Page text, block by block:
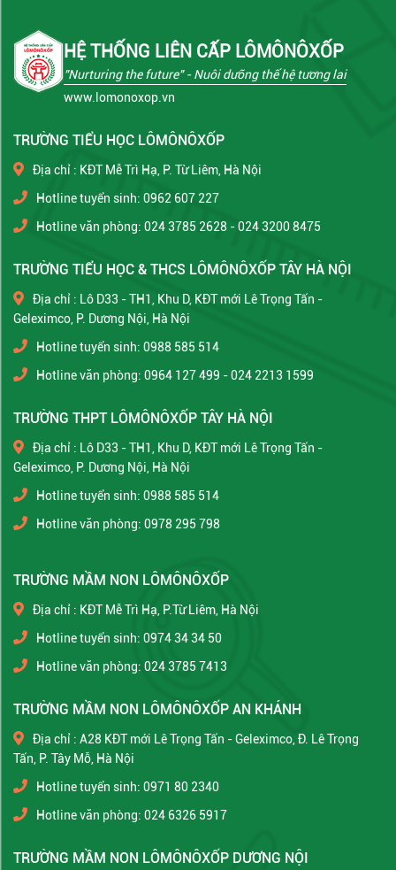
HỆ THỐNG LIÊN CẤP LÔMÔNÔXỐP
"Nurturing the future"- Nuôi dưỡng thế hệ tương lai
www.lomonoxop.vn
TRƯỜNG TIỂU HỌC LÔMÔNÔXỐP
Địa chỉ : KĐT Mễ Trì Hạ, P. Từ Liêm, Hà Nội
Hotline tuyển sinh: 0962 607 227
Hotline văn phòng: 024 3785 2628 - 024 3200 8475
TRƯỜNG TIỂU HỌC & THCS LÔMÔNÔXỐP TÂY HÀ NỘI
Địa chỉ : Lô D33 - TH1, Khu D, KĐT mới Lê Trọng Tấn -
Geleximco, P. Dương Nội, Hà Nội
Hotline tuyển sinh: 0988 585 514
Hotline văn phòng: 0964 127 499 - 024 2213 1599
TRƯỜNG THPT LÔMÔNÔXỐP TÂY HÀ NỘI
Địa chỉ : Lô D33 - TH1, Khu D, KĐT mới Lê Trọng Tấn -
Geleximco, P. Dương Nội, Hà Nội
Hotline tuyển sinh: 0988 585 514
Hotline văn phòng: 0978 295 798
TRƯỜNG MẦM NON LÔMÔNÔXỐP
Địa chỉ : KĐT Mễ Trì Hạ, P.Từ Liêm, Hà Nội
Hotline tuyển sinh: 0974 34 34 50
Hotline văn phòng: 024 3785 7413
TRƯỜNG MẦM NON LÔMÔNÔXỐP AN KHÁNH
Địa chỉ : A28 KĐT mới Lê Trọng Tấn - Geleximco, Đ. Lê Trọng
Tấn, P. Tây Mỗ, Hà Nội
Hotline tuyển sinh: 0971 80 2340
Hotline văn phòng: 024 6326 5917
TRƯỜNG MẦM NON LÔMÔNÔXỐP DƯƠNG NỘI